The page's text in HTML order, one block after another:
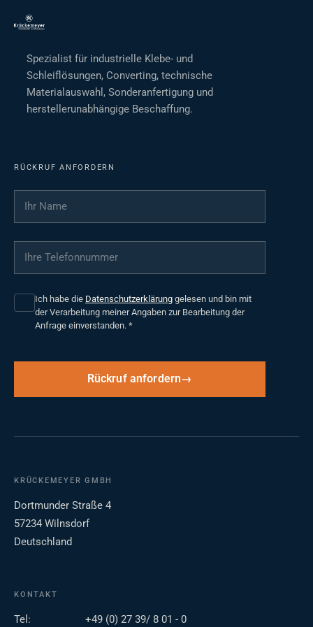
Spezialist für industrielle Klebe- und
Schleiflösungen, Converting, technische
Materialauswahl, Sonderanfertigung und
herstellerunabhängige Beschaffung.
RÜCKRUF ANFORDERN
Ihr Name
Ihre Telefonnummer
Ich habe die Datenschutzerklärung gelesen und bin mit
der Verarbeitung meiner Angaben zur Bearbeitung der
Anfrage einverstanden. *
Rückruf anfordern
KRÜCKEMEYER GMBH
Dortmunder Straße 4
57234 Wilnsdorf
Deutschland
KONTAKT
Tel:
+49 (0) 27 39/ 8 01 - 0